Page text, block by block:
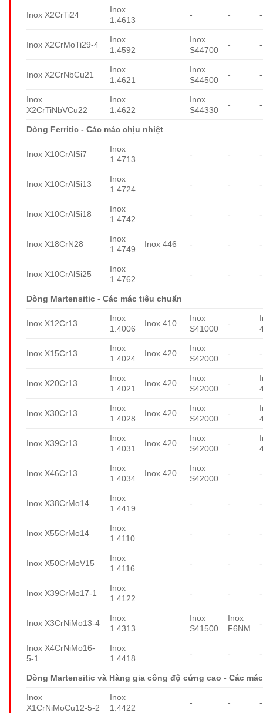
Inox X2CrTi24
Inox
1.4613
- - -
Inox X2CrMoTi29-4
Inox
1.4592
Inox
S44700
- -
Inox X2CrNbCu21
Inox
1.4621
Inox
S44500
- -
Inox
X2CrTiNbVCu22
Inox
1.4622
Inox
S44330
- -
Dòng Ferritic - Các mác chịu nhiệt
Inox X10CrAlSi7
Inox
1.4713
- - -
Inox X10CrAlSi13
Inox
1.4724
- - -
Inox X10CrAlSi18
Inox
1.4742
- - -
Inox X18CrN28
Inox
1.4749
Inox 446 - - -
Inox X10CrAlSi25
Inox
1.4762
- - -
Dòng Martensitic - Các mác tiêu chuẩn
Inox X12Cr13
Inox
1.4006
Inox 410
Inox
S41000
-
Inox X15Cr13
Inox
1.4024
Inox 420
Inox
S42000
- -
Inox X20Cr13
Inox
1.4021
Inox 420
Inox
S42000
-
Inox X30Cr13
Inox
1.4028
Inox 420
Inox
S42000
-
Inox X39Cr13
Inox
1.4031
Inox 420
Inox
S42000
-
Inox X46Cr13
Inox
1.4034
Inox 420
Inox
S42000
- -
Inox X38CrMo14
Inox
1.4419
- - -
Inox X55CrMo14
Inox
1.4110
- - -
Inox X50CrMoV15
Inox
1.4116
- - -
Inox X39CrMo17-1
Inox
1.4122
- - -
Inox X3CrNiMo13-4
Inox
1.4313
Inox
S41500
Inox
F6NM
-
Inox X4CrNiMo16-
5-1
Inox
1.4418
- - -
Dòng Martensitic và Hàng gia công độ cứng cao - Các
Inox
X1CrNiMoCu12-5-2
Inox
1.4422
- - -